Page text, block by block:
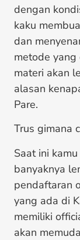
dengan
kaku
dan
metode yang
materi akan
alasan
Pare.
Trus gimana
Saat ini
banyaknya
pendaftaran
yang ada di
memiliki
akan